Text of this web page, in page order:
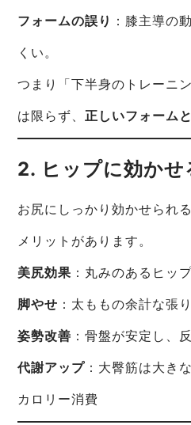
フォームの誤り ：膝主導の
くい。
つまり「下半身のトレーニ
は限らず、正しいフォーム
2. ヒップに効かせ
お尻にしっかり効かせられ
メリットがあります。
美尻効果 ：丸みのあるヒッ
脚やせ ：太ももの余計な張
姿勢改善 ：骨盤が安定し、
代謝アップ ：大臀筋は大き
カロリー消費